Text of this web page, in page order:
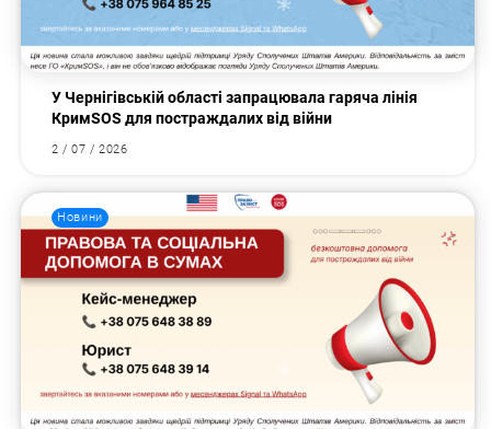
У Чернігівській області запрацювала гаряча лінія
КримSOS для постраждалих від війни
2 / 07 / 2026
Новини